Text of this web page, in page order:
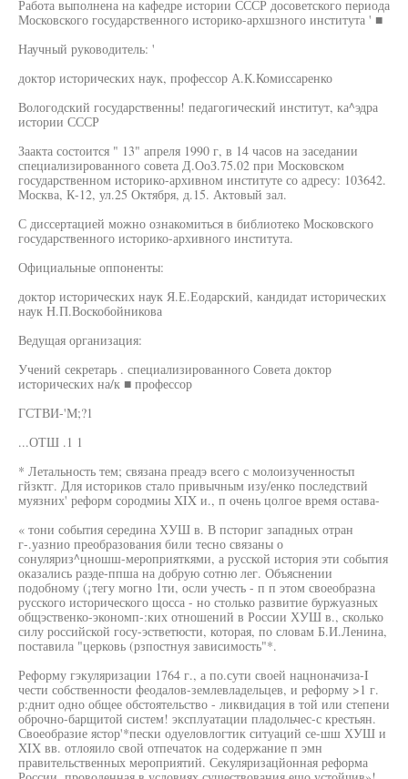
Работа выполнена на кафедре истории СССР досоветского периода
Московского государственного историко-архшзного института ' ■
Научный руководитель: '
доктор исторических наук, профессор А.К.Комиссаренко
Вологодский государственны! педагогический институт, ка^эдра
истории СССР
Заакта состоится " 13" апреля 1990 г, в 14 часов на заседании
специализированного совета Д.ОоЗ.75.02 при Московском
государственном историко-архивном институте со адресу: 103642.
Москва, К-12, ул.25 Октября, д.15. Актовый зал.
С диссертацией можно ознакомиться в библиотеко Московского
государственного историко-архивного института.
Официальные оппоненты:
доктор исторических наук Я.Е.Еодарский, кандидат исторических
наук Н.П.Воскобойникова
Ведущая организация:
Учений секретарь . специализированного Совета доктор
исторических на/к ■ профессор
ГСТВИ-'М;?1
...ОТШ .1 1
* Летальность тем; связана преадэ всего с молоизученностьп
гйзктг. Для историков стало привычным изу/енко последствий
муязних' реформ сородмиы XIX и., п очень цолгое время остава-
« тони события середина ХУШ в. В псториг западных отран
г-.уазнио преобразования били тесно связаны о
сонуляриз^цношш-мероприяткями, а русской история эти события
оказались раэде-ппша на добрую сотню лег. Объяснении
подобному (¡тегу могно 1ти, осли учесть - п п этом своеобразна
русского исторического щосса - но столько развитие буржуазных
общэственко-экономп-:ких отношений в России ХУШ в., сколько
силу российской госу-эстветюсти, которая, по словам Б.И.Ленина,
поставила "церковь (рзпостнуя зависимость"*.
Реформу гэкуляризации 1764 г., а по.сути своей нацноначиза-I
чести собственности феодалов-землевладельцев, и реформу >1 г.
р:днит одно общее обстоятельство - ликвидация в той или степени
оброчно-барщитой систем! эксплуатации пладольчес-с крестьян.
Своеобразие ястор'*пески одуеловлогтик ситуаций се-шш ХУШ и
XIX вв. отлояило свой отпечаток на содержание п эмн
правительственных мероприятий. Секуляризацйонная реформа